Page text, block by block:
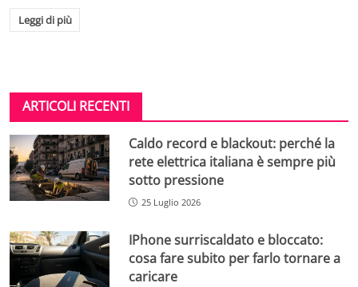
Leggi di più
ARTICOLI RECENTI
Caldo record e blackout: perché la
rete elettrica italiana è sempre più
sotto pressione
25 Luglio 2026
IPhone surriscaldato e bloccato:
cosa fare subito per farlo tornare a
caricare